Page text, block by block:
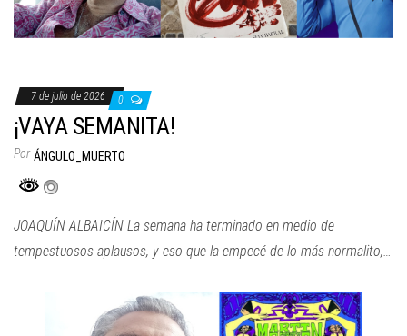
7 de julio de 2026 0
¡VAYA SEMANITA!
Por ÁNGULO_MUERTO
JOAQUÍN ALBAICÍN La semana ha terminado en medio de
tempestuosos aplausos, y eso que la empecé de lo más normalito,…